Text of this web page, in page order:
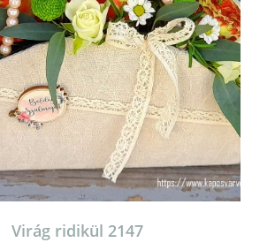
Virág ridikül 2147